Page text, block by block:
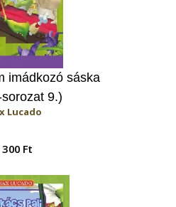
imádkozó sáska
9.)
Lucado
300 Ft